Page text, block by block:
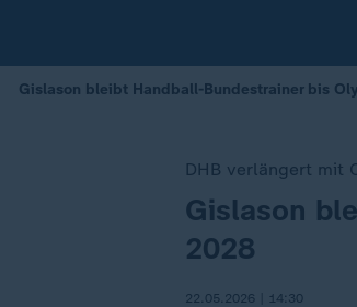
Gislason bleibt Handball-Bundestrainer bis
DHB verlängert mit
:
Gislason
2028
22.05.2026 | 14:30